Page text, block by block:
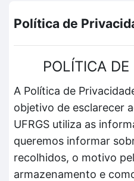
Política de
POLÍTICA DE
A Política de
objetivo de esclarecer
UFRGS utiliza as
queremos informar
recolhidos, o motivo
armazenamento e